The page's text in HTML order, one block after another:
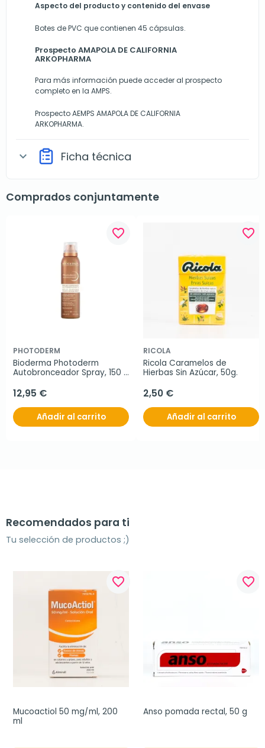
Aspecto del producto y contenido del envase
Botes de PVC que contienen 45 cápsulas.
Prospecto AMAPOLA DE CALIFORNIA
ARKOPHARMA
Para más información puede acceder al prospecto
completo en la AMPS.
Prospecto AEMPS AMAPOLA DE CALIFORNIA
ARKOPHARMA.
expand_more Ficha técnica
Comprados conjuntamente
favorite_border
PHOTODERM
Bioderma Photoderm
Autobronceador Spray, 150
12,95 €
Añadir al carrito
favorite_border
RICOLA
Ricola Caramelos de
Hierbas Sin Azúcar, 50g.
2,50 €
Añadir al carrito
Recomendados para ti
Tu selección de productos ;)
favorite_border
Mucoactiol 50 mg/ml, 200
ml
favorite_border
Anso pomada rectal, 50 g